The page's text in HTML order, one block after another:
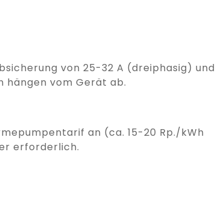
von 25-32 A (dreiphasig) und
hängen vom Gerät ab.
an (ca. 15-20 Rp./kWh
erforderlich.